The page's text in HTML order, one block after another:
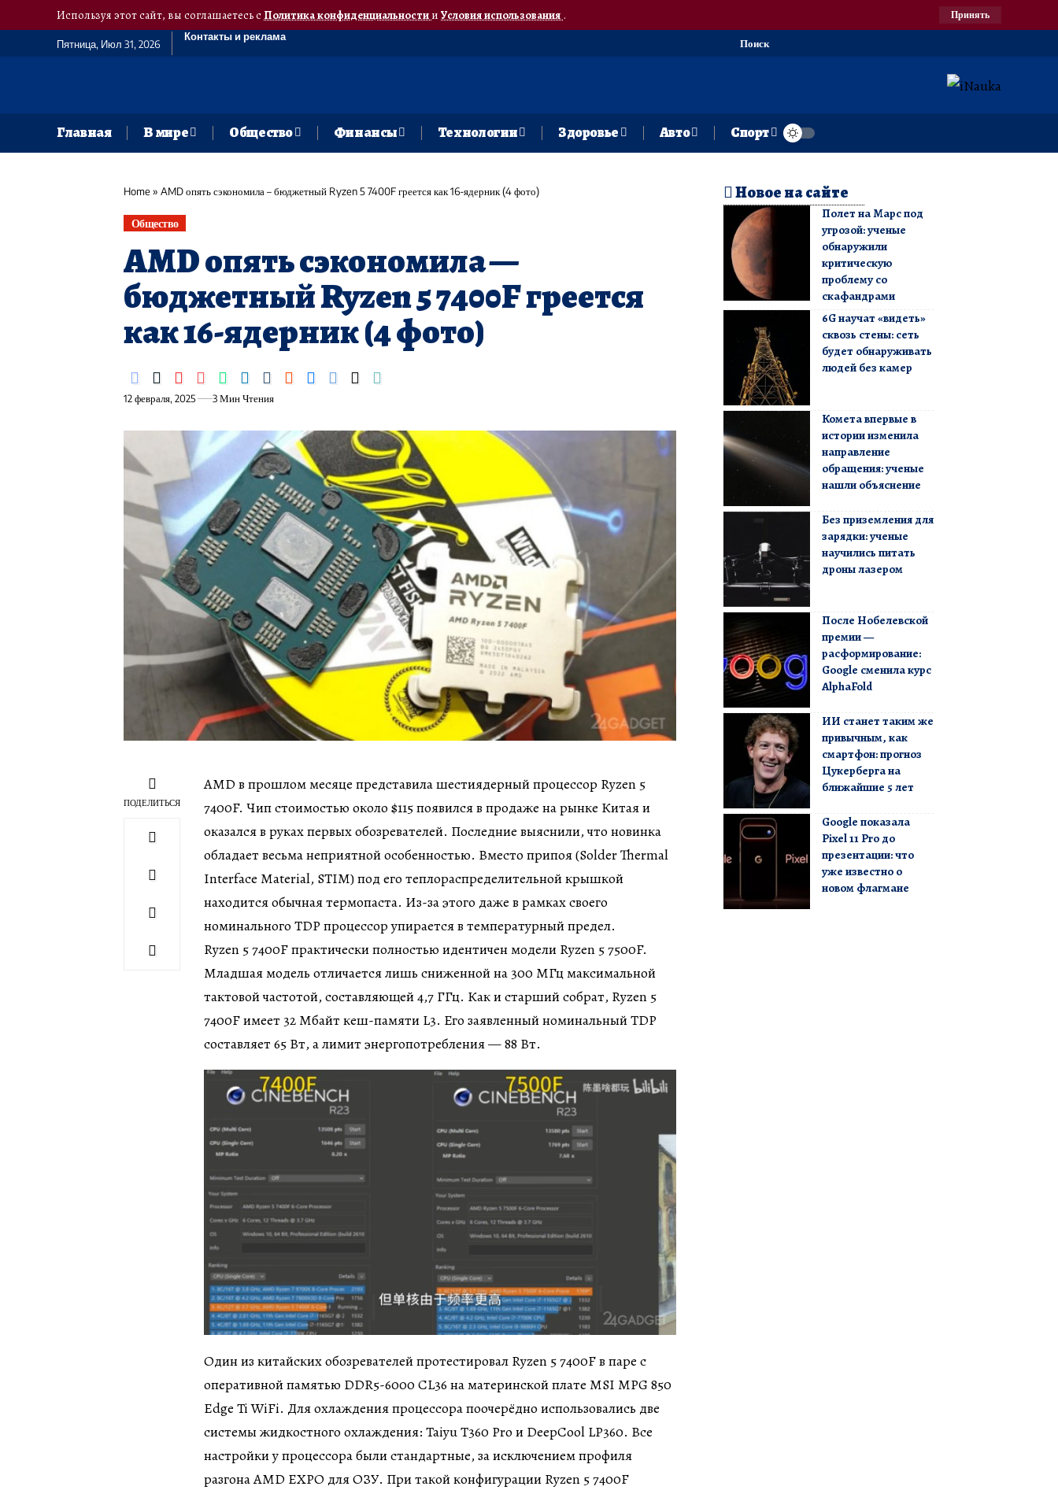
Используя этот сайт, вы соглашаетесь сПолитика конфиденциальностии Условия использования. Принять
Пятница, Июл 31, 2026
Контакты и реклама
Поиск
Главная В мире Общество Финансы Технологии Здоровье Авто Спорт
Home» AMD опять сэкономила – бюджетный Ryzen 5 7400F греется как 16-ядерник (4 фото)
Общество
AMD опять сэкономила —
бюджетный Ryzen 5 7400F греется
как 16-ядерник (4 фото)
12 февраля, 2025 3 Мин Чтения
ПОДЕЛИТЬСЯ
AMD в прошлом месяце представила шестиядерный процессор Ryzen 5
7400F. Чип стоимостью около $115 появился в продаже на рынке Китая и
оказался в руках первых обозревателей. Последние выяснили, что новинка
обладает весьма неприятной особенностью. Вместо припоя (Solder Thermal
Interface Material, STIM) под его теплораспределительной крышкой
находится обычная термопаста. Из-за этого даже в рамках своего
номинального TDP процессор упирается в температурный предел.
Ryzen 5 7400F практически полностью идентичен модели Ryzen 5 7500F.
Младшая модель отличается лишь сниженной на 300 МГц максимальной
тактовой частотой, составляющей 4,7 ГГц. Как и старший собрат, Ryzen 5
7400F имеет 32 Мбайт кеш-памяти L3. Его заявленный номинальный TDP
составляет 65 Вт, а лимит энергопотребления — 88 Вт.
Один из китайских обозревателей протестировал Ryzen 5 7400F в паре с
оперативной памятью DDR5-6000 CL36 на материнской плате MSI MPG 850
Edge Ti WiFi. Для охлаждения процессора поочерёдно использовались две
системы жидкостного охлаждения: Taiyu T360 Pro и DeepCool LP360. Все
настройки у процессора были стандартные, за исключением профиля
разгона AMD EXPO для ОЗУ. При такой конфигурации Ryzen 5 7400F
Новое на сайте
Полет на Марс под
угрозой: ученые
обнаружили
критическую
проблему со
скафандрами
6G научат «видеть»
сквозь стены: сеть
будет обнаруживать
людей без камер
Комета впервые в
истории изменила
направление
обращения: ученые
нашли объяснение
Без приземления для
зарядки: ученые
научились питать
дроны лазером
После Нобелевской
премии —
расформирование:
Google сменила курс
AlphaFold
ИИ станет таким же
привычным, как
смартфон: прогноз
Цукерберга на
ближайшие 5 лет
Google показала
Pixel 11 Pro до
презентации: что
уже известно о
новом флагмане